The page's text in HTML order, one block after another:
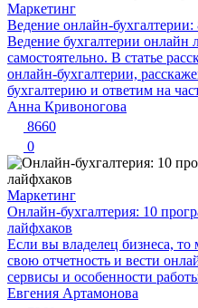
Маркетинг
Ведение онлайн-
Ведение бухгалтерии онлайн
самостоятельно. В статье
онлайн-бухгалтерии,
бухгалтерию и ответим на
Анна Кривоногова
8660
0
Маркетинг
Онлайн-бухгалтерия: 10
лайфхаков
Если вы владелец бизнеса, то
свою отчетность и вести
сервисы и особенности
Евгения Артамонова